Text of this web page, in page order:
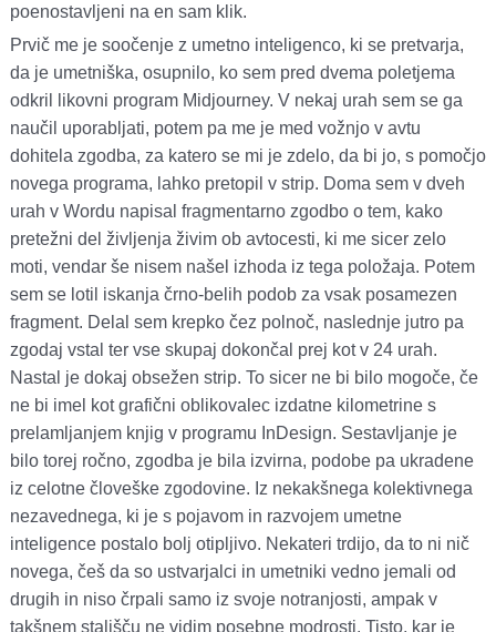
poenostavljeni na en sam klik.
Prvič me je soočenje z umetno inteligenco, ki se pretvarja,
da je umetniška, osupnilo, ko sem pred dvema poletjema
odkril likovni program Midjourney. V nekaj urah sem se ga
naučil uporabljati, potem pa me je med vožnjo v avtu
dohitela zgodba, za katero se mi je zdelo, da bi jo, s pomočjo
novega programa, lahko pretopil v strip. Doma sem v dveh
urah v Wordu napisal fragmentarno zgodbo o tem, kako
pretežni del življenja živim ob avtocesti, ki me sicer zelo
moti, vendar še nisem našel izhoda iz tega položaja. Potem
sem se lotil iskanja črno-belih podob za vsak posamezen
fragment. Delal sem krepko čez polnoč, naslednje jutro pa
zgodaj vstal ter vse skupaj dokončal prej kot v 24 urah.
Nastal je dokaj obsežen strip. To sicer ne bi bilo mogoče, če
ne bi imel kot grafični oblikovalec izdatne kilometrine s
prelamljanjem knjig v programu InDesign. Sestavljanje je
bilo torej ročno, zgodba je bila izvirna, podobe pa ukradene
iz celotne človeške zgodovine. Iz nekakšnega kolektivnega
nezavednega, ki je s pojavom in razvojem umetne
inteligence postalo bolj otipljivo. Nekateri trdijo, da to ni nič
novega, češ da so ustvarjalci in umetniki vedno jemali od
drugih in niso črpali samo iz svoje notranjosti, ampak v
takšnem stališču ne vidim posebne modrosti. Tisto, kar je